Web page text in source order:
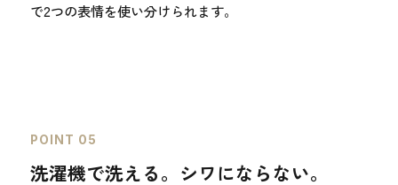
で2つの表情を使い分けられます。
POINT 05
洗濯機で洗える。シワにならない。